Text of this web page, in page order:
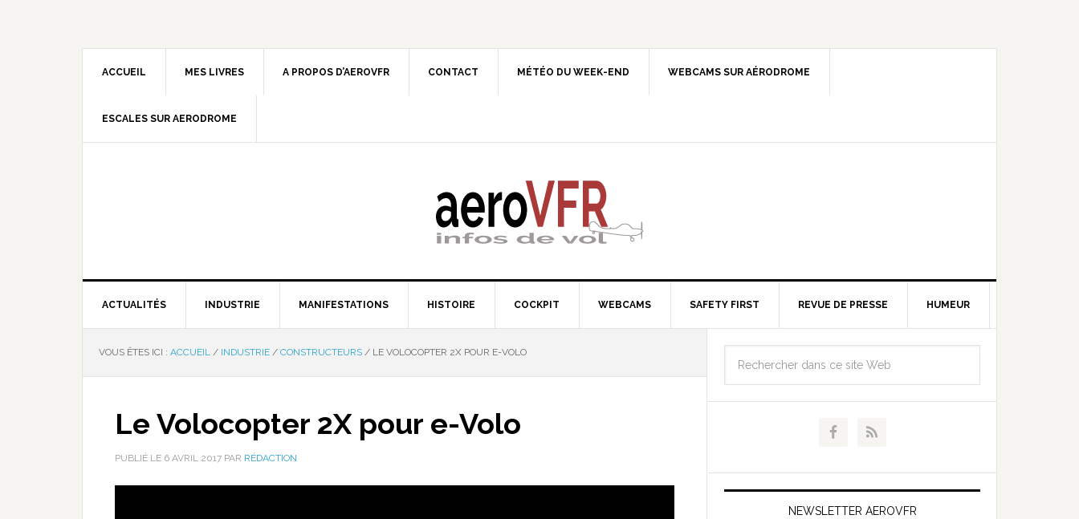
ACCUEIL MES LIVRES A PROPOS D’AEROVFR CONTACT MÉTÉO DU WEEK-END WEBCAMS SUR AÉRODROME
ESCALES SUR AERODROME
ACTUALITÉS INDUSTRIE MANIFESTATIONS HISTOIRE COCKPIT WEBCAMS SAFETY FIRST REVUE DE PRESSE HUMEUR
VOUS ÊTES ICI : ACCUEIL / INDUSTRIE / CONSTRUCTEURS / LE VOLOCOPTER 2X POUR E-VOLO
Le Volocopter 2X pour e-Volo
PUBLIÉ LE 6 AVRIL 2017 PAR RÉDACTION
NEWSLETTER AEROVFR